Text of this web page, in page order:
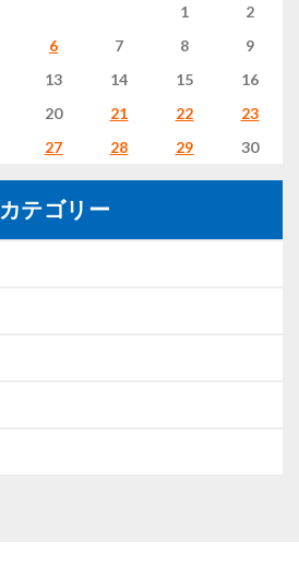
1
2
6 7 8
9
13 14 15
16
20 21 22
23
27 28 29 30
カテゴリー